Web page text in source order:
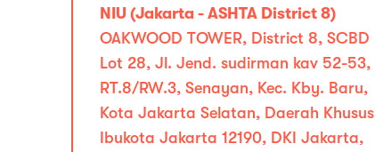
NIU (Jakarta - ASHTA District 8)
OAKWOOD TOWER, District 8, SCBD
Lot 28, Jl. Jend. sudirman kav 52-53,
RT.8/RW.3, Senayan, Kec. Kby. Baru,
Kota Jakarta Selatan, Daerah Khusus
Ibukota Jakarta 12190, DKI Jakarta,